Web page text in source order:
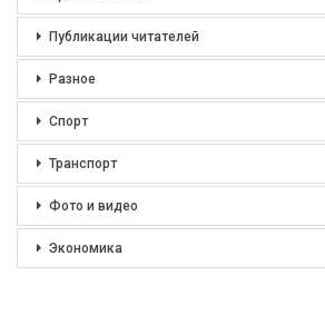
Публикации читателей
Разное
Спорт
Транспорт
Фото и видео
Экономика